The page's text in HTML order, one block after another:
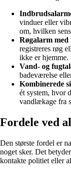
vinduer eller
om, hvilken
Røgalarm
registreres røg
ikke er hjemme.
Vand- og
badeværelse
Kombinerede
ét system, hvor
vandlækage fra
Fordele ved
Den største fordel er
noget sker. Det
kontakte politiet eller